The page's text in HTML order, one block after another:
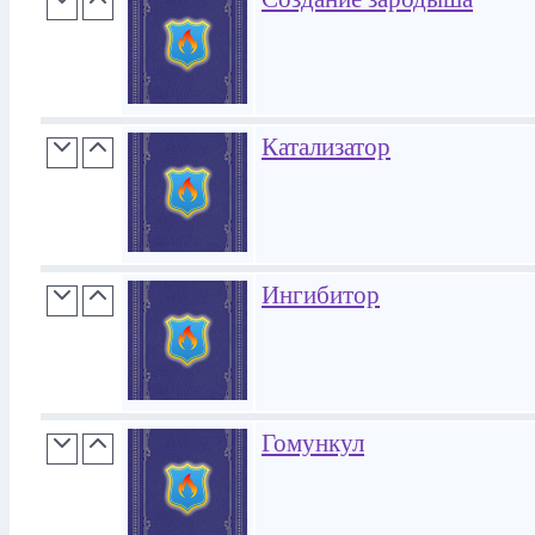
Катализатор
Ингибитор
Гомункул